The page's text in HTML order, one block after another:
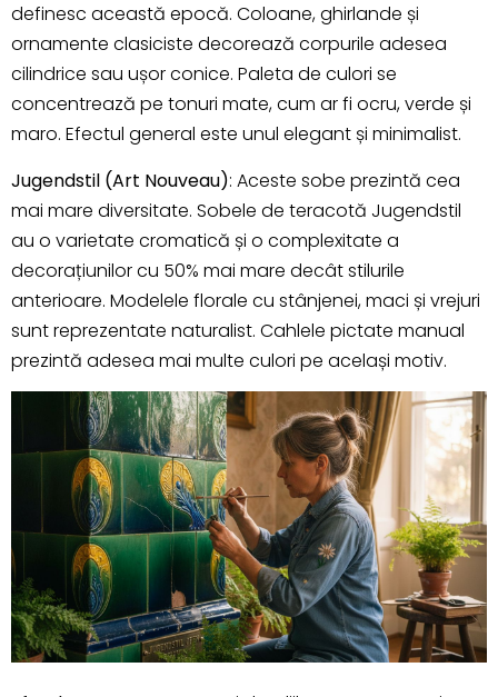
definesc această epocă. Coloane, ghirlande și
ornamente clasiciste decorează corpurile adesea
cilindrice sau ușor conice. Paleta de culori se
concentrează pe tonuri mate, cum ar fi ocru, verde și
maro. Efectul general este unul elegant și minimalist.
Jugendstil (Art Nouveau): Aceste sobe prezintă cea
mai mare diversitate. Sobele de teracotă Jugendstil
au o varietate cromatică și o complexitate a
decorațiunilor cu 50% mai mare decât stilurile
anterioare. Modelele florale cu stânjenei, maci și vrejuri
sunt reprezentate naturalist. Cahlele pictate manual
prezintă adesea mai multe culori pe același motiv.